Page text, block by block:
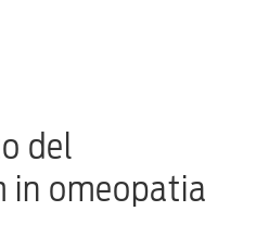
del
in omeopatia